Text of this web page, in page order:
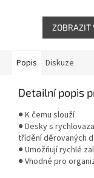
každodenním...
ZOBRAZIT
Popis Diskuze
Detailní popis
● K čemu slouží
● Desky s
třídění děrovaných
● Umožňují rychlé
● Vhodné pro